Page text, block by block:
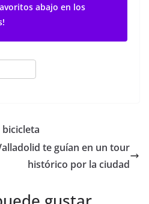
abajo en los
te guían en un tour
histórico por la ciudad